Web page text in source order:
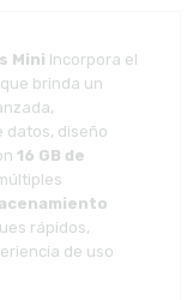
Mini Incorpora el
que brinda un
datos, diseño
16 GB de
rápidos,
de uso